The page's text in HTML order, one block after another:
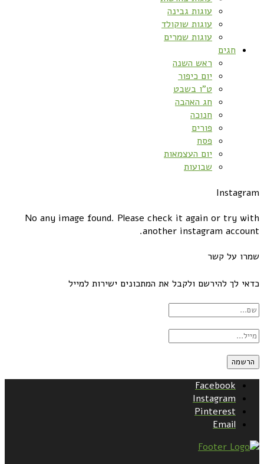
עוגות גבינה
עוגות שוקולד
עוגות שמרים
חגים
ראש השנה
יום כיפור
ט”ו בשבט
חג האהבה
חנוכה
פורים
פסח
יום העצמאות
שבועות
Instagram
No any image found. Please check it again or try with
another instagram account.
שמרו על קשר
כדאי לך להירשם ולקבל את המתכונים ישירות למייל
Facebook
Instagram
Pinterest
Email